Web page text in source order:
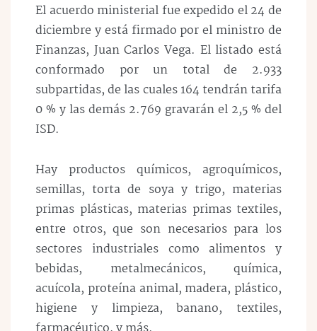
El acuerdo ministerial fue expedido el 24 de
diciembre y está firmado por el ministro de
Finanzas, Juan Carlos Vega. El listado está
conformado por un total de 2.933
subpartidas, de las cuales 164 tendrán tarifa
0 % y las demás 2.769 gravarán el 2,5 % del
ISD.
Hay productos químicos, agroquímicos,
semillas, torta de soya y trigo, materias
primas plásticas, materias primas textiles,
entre otros, que son necesarios para los
sectores industriales como alimentos y
bebidas, metalmecánicos, química,
acuícola, proteína animal, madera, plástico,
higiene y limpieza, banano, textiles,